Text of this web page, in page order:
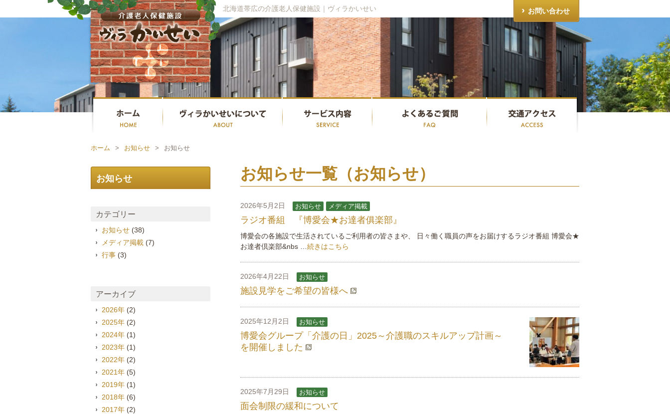
北海道帯広の介護老人保健施設｜ヴィラかいせい お問い合わせ
ホーム > お知らせ > お知らせ
お知らせ一覧（お知らせ）
2026年5月2日 お知らせ メディア掲載
ラジオ番組 『博愛会★お達者俱楽部』
博愛会の各施設で生活されているご利用者の皆さまや、 日々働く職員の声をお届けするラジオ番組 博愛会★
お達者倶楽部&nbs … 続きはこちら
2026年4月22日 お知らせ
施設見学をご希望の皆様へ
2025年12月2日 お知らせ
博愛会グループ「介護の日」2025～介護職のスキルアップ計画～
を開催しました
2025年7月29日 お知らせ
面会制限の緩和について
お知らせ
カテゴリー
お知らせ (38)
メディア掲載 (7)
行事 (3)
アーカイブ
2026年 (2)
2025年 (2)
2024年 (1)
2023年 (1)
2022年 (2)
2021年 (5)
2019年 (1)
2018年 (6)
2017年 (2)